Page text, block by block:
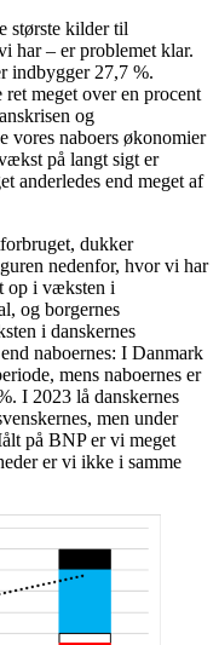
største kilder til
har – er problemet klar.
indbygger 27,7 %.
meget over en procent
og
vores naboers økonomier
på langt sigt er
anderledes end meget af
dukker
nedenfor, hvor vi har
op i væksten i
og borgernes
i danskernes
naboernes: I Danmark
mens naboernes er
I 2023 lå danskernes
men under
på BNP er vi meget
er vi ikke i samme